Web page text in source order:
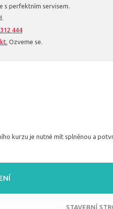
s perfektním servisem.
444
Ozveme se.
kurzu je nutné mít splněnou a
STAVEBNÍ